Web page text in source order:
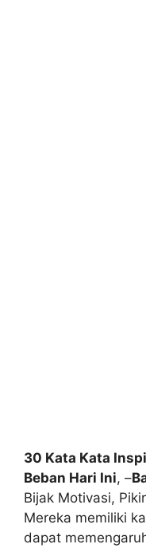
30 Kata Kata
Beban Hari Ini, –
Bijak Motivasi,
Mereka memiliki
dapat